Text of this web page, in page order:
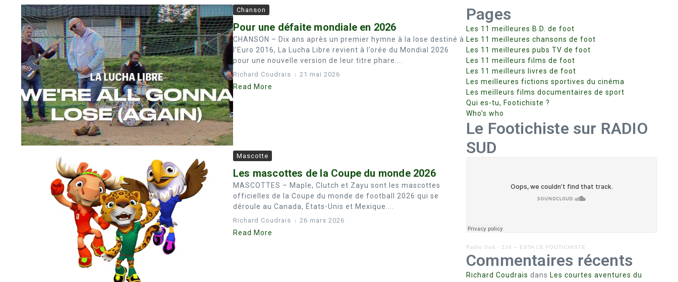
Chanson
Pour une défaite mondiale en 2026
CHANSON – Dix ans après un premier hymne à la lose destiné à
l’Euro 2016, La Lucha Libre revient à l’orée du Mondial 2026
pour une nouvelle version de leur titre phare....
Richard Coudrais 21 mai 2026
Read More
Mascotte
Les mascottes de la Coupe du monde 2026
MASCOTTES – Maple, Clutch et Zayu sont les mascottes
officielles de la Coupe du monde de football 2026 qui se
déroule au Canada, États-Unis et Mexique....
Richard Coudrais 26 mars 2026
Read More
Pages
Les 11 meilleures B.D. de foot
Les 11 meilleures chansons de foot
Les 11 meilleures pubs TV de foot
Les 11 meilleurs films de foot
Les 11 meilleurs livres de foot
Les meilleures fictions sportives du cinéma
Les meilleurs films documentaires de sport
Qui es-tu, Footichiste ?
Who’s who
Le Footichiste sur RADIO
SUD
Radio Sud · 234 – ESTA LE FOOTICHISTE
Commentaires récents
Richard Coudrais dans Les courtes aventures du